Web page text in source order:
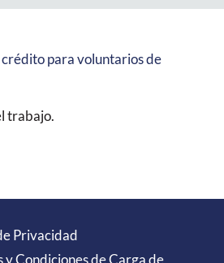
crédito para voluntarios de
trabajo.
Privacidad
y Condiciones de Carga de